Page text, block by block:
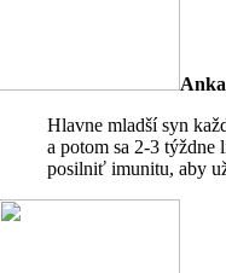
Hlavne mladší syn
a potom sa 2-3 týždne
posilniť imunitu, aby